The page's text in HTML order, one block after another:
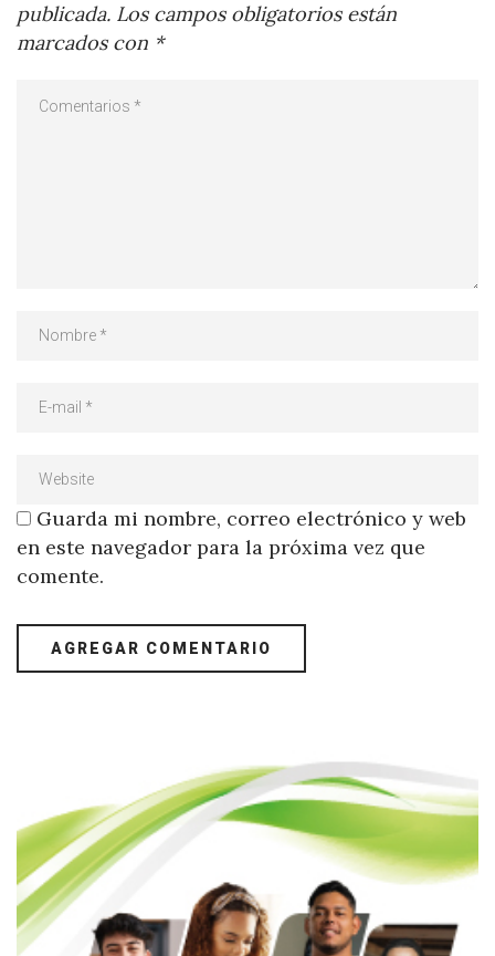
publicada. Los campos obligatorios están
marcados con *
Guarda mi nombre, correo electrónico y web
en este navegador para la próxima vez que
comente.